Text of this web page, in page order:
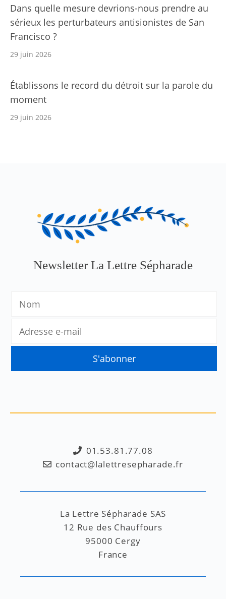
Dans quelle mesure devrions-nous prendre au
sérieux les perturbateurs antisionistes de San
Francisco ?
29 juin 2026
Établissons le record du détroit sur la parole du
moment
29 juin 2026
Newsletter La Lettre Sépharade
01.53.81.77.08
contact@lalettresepharade.fr
La Lettre Sépharade SAS
12 Rue des Chauffours
95000 Cergy
France